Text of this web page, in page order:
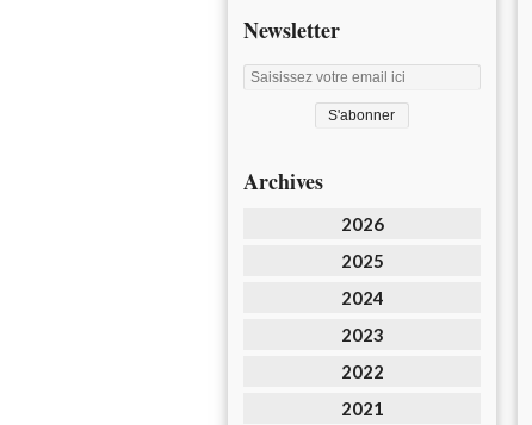
Newsletter
Archives
2026
2025
2024
2023
2022
2021